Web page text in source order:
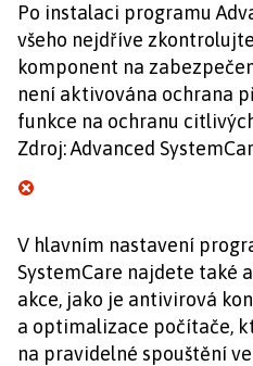
Po instalaci programu
všeho nejdříve
komponent na
není aktivována ochrana
funkce na ochranu
Zdroj: Advanced
V hlavním nastavení
SystemCare najdete také
akce, jako je antivirová
a optimalizace počítače,
na pravidelné spouštění ve